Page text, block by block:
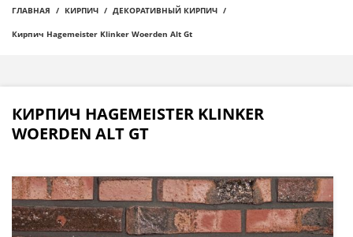
ГЛАВНАЯ КИРПИЧ ДЕКОРАТИВНЫЙ КИРПИЧ
Кирпич Hagemeister Klinker Woerden Alt Gt
КИРПИЧ HAGEMEISTER KLINKER
WOERDEN ALT GT